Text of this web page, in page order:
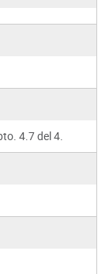
4.7 del 4.